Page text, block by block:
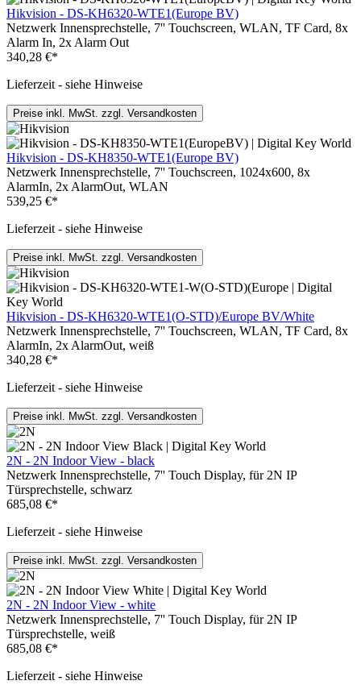
Hikvision - DS-KH6320-WTE1(Europe BV)
Netzwerk Innensprechstelle, 7'' Touchscreen, WLAN, TF Card, 8x
Alarm In, 2x Alarm Out
340,28 €*
Lieferzeit - siehe Hinweise
Preise inkl. MwSt. zzgl. Versandkosten
Hikvision - DS-KH8350-WTE1(Europe BV)
Netzwerk Innensprechstelle, 7'' Touchscreen, 1024x600, 8x
AlarmIn, 2x AlarmOut, WLAN
539,25 €*
Lieferzeit - siehe Hinweise
Preise inkl. MwSt. zzgl. Versandkosten
Hikvision - DS-KH6320-WTE1(O-STD)/Europe BV/White
Netzwerk Innensprechstelle, 7'' Touchscreen, WLAN, TF Card, 8x
AlarmIn, 2x AlarmOut, weiß
340,28 €*
Lieferzeit - siehe Hinweise
Preise inkl. MwSt. zzgl. Versandkosten
2N - 2N Indoor View - black
Netzwerk Innensprechstelle, 7'' Touch Display, für 2N IP
Türsprechstelle, schwarz
685,08 €*
Lieferzeit - siehe Hinweise
Preise inkl. MwSt. zzgl. Versandkosten
2N - 2N Indoor View - white
Netzwerk Innensprechstelle, 7'' Touch Display, für 2N IP
Türsprechstelle, weiß
685,08 €*
Lieferzeit - siehe Hinweise